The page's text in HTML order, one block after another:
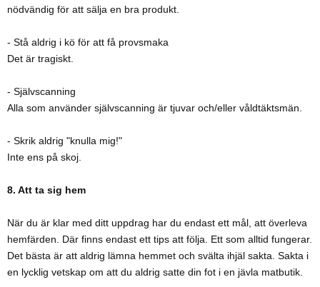
nödvändig för att sälja en bra produkt.
- Stå aldrig i kö för att få provsmaka
Det är tragiskt.
- Självscanning
Alla som använder självscanning är tjuvar och/eller våldtäktsmän.
- Skrik aldrig "knulla mig!"
Inte ens på skoj.
8. Att ta sig hem
När du är klar med ditt uppdrag har du endast ett mål, att överleva
hemfärden. Där finns endast ett tips att följa. Ett som alltid fungerar.
Det bästa är att aldrig lämna hemmet och svälta ihjäl sakta. Sakta i
en lycklig vetskap om att du aldrig satte din fot i en jävla matbutik.